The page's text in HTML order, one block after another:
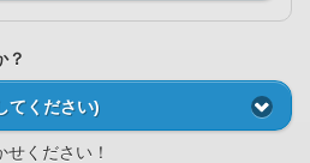
？
てください)
ください！